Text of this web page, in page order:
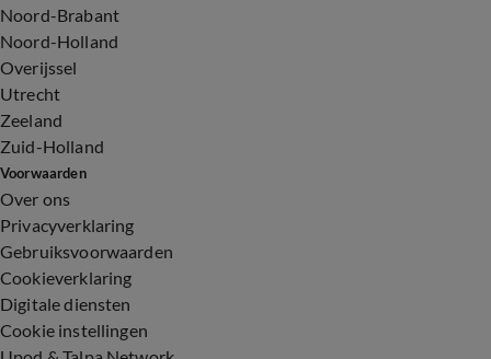
Noord-Brabant
Noord-Holland
Overijssel
Utrecht
Zeeland
Zuid-Holland
Voorwaarden
Over ons
Privacyverklaring
Gebruiksvoorwaarden
Cookieverklaring
Digitale diensten
Cookie instellingen